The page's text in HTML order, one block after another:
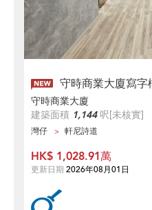
守時商業大廈寫字
守時商業大廈
建築面積 1,144呎[未核實]
灣仔 軒尼詩道
HK$ 1,028.91萬
更新日期 2026年08月01日